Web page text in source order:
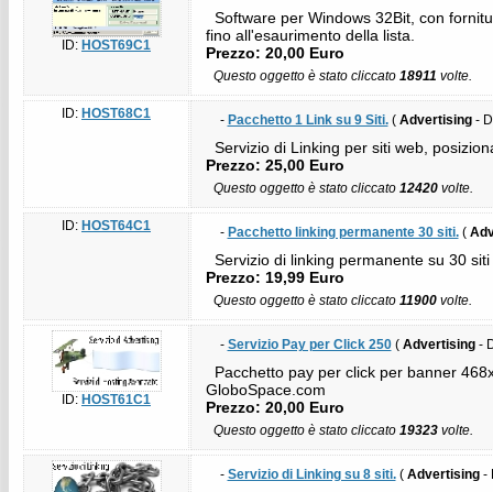
ID: HOST69C1
Software per Windows 32Bit, con
fino all'esaurimento della lista.
Prezzo: 20,00 Euro
Questo oggetto è stato cliccato 18911 volte.
ID: HOST68C1 - Pacchetto 1 Link su 9 Siti.( Advertising-
Servizio di Linking per siti web,
Prezzo: 25,00 Euro
Questo oggetto è stato cliccato 12420volte.
ID: HOST64C1 - Pacchetto linking permanente 30 siti.(
Servizio di linking permanente su 30
Prezzo: 19,99 Euro
Questo oggetto è stato cliccato 11900volte.
ID: HOST61C1
- Servizio Pay per Click 250( Advertising-
Pacchetto pay per click per banner
GloboSpace.com
Prezzo: 20,00 Euro
Questo oggetto è stato cliccato 19323volte.
- Servizio di Linking su 8 siti.( Advertising-